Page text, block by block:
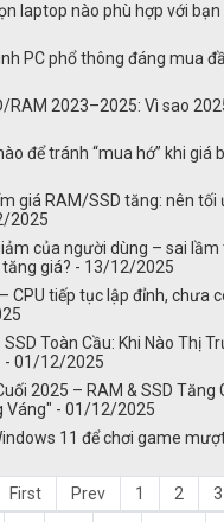
laptop nào phù hợp với
PC phổ thông đáng mua
RAM 2023–2025: Vì sao
để tránh “mua hớ” khi giá
giá RAM/SSD tăng: nên tối
2025
của người dùng – sai lầm
giá? - 13/12/2025
CPU tiếp tục lập đỉnh, chưa
Toàn Cầu: Khi Nào Thị
- 01/12/2025
2025 – RAM & SSD Tăng
Váng" - 01/12/2025
11 để chơi game
First Prev 1 2 3